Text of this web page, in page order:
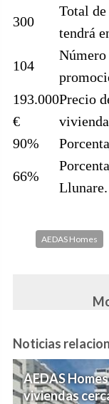
300
Total
tendrá
104
Número
193.000
€
Precio
90%
66%
Llunare.
AEDAS Homes
Noticias
AEDAS
viviendas